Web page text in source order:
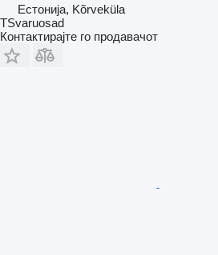
Естонија, Kõrveküla
TSvaruosad
Контактирајте го продавачот